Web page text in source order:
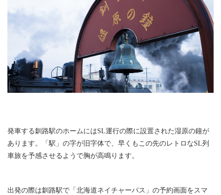
発車する釧路駅のホームにはSL運行の際に設置された湿原の鐘が
あります。「駅」の字が旧字体で、早くもこの先のレトロなSL列
車旅を予感させるようで胸が高鳴ります。
出発の際は釧路駅で「北海道ネイチャーパス」の予約画面をスマ